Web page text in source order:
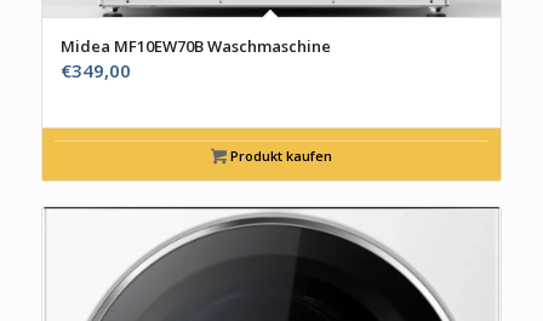
Midea MF10EW70B Waschmaschine
€349,00
Produkt kaufen